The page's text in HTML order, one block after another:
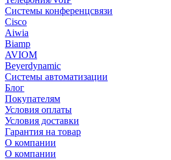
Системы конференцсвязи
Cisco
Aiwia
Biamp
AVIOM
Beyerdynamic
Системы автоматизации
Блог
Покупателям
Условия оплаты
Условия доставки
Гарантия на товар
О компании
О компании